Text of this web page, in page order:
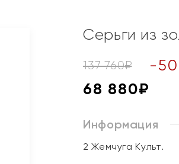
Серьги из
137 760₽ -50
68 880₽
Информация
2 Жемчуга Культ.